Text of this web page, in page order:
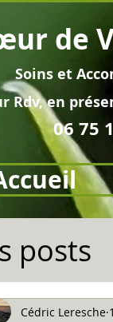
Soins et
Rdv, en pré
06 75
de
posts
Cédric Leresche